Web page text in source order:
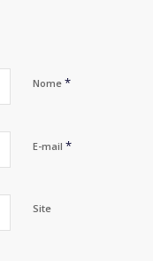
Nome *
E-mail *
Site